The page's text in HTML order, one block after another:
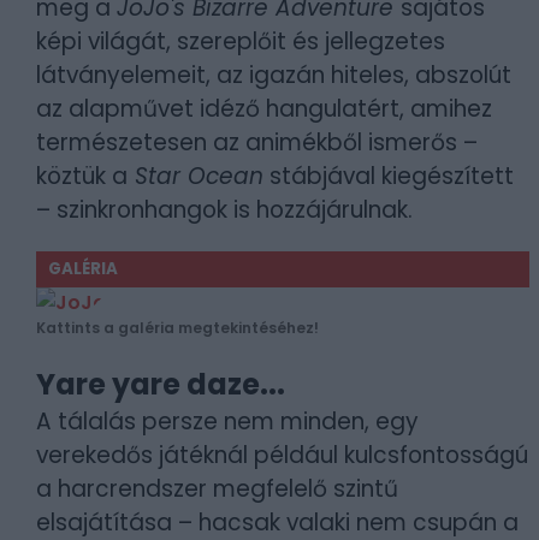
meg a JoJo's Bizarre Adventure sajátos
képi világát, szereplőit és jellegzetes
látványelemeit, az igazán hiteles, abszolút
az alapművet idéző hangulatért, amihez
természetesen az animékből ismerős –
köztük a Star Ocean stábjával kiegészített
– szinkronhangok is hozzájárulnak.
GALÉRIA
Kattints a galéria megtekintéséhez!
Yare yare daze...
A tálalás persze nem minden, egy
verekedős játéknál például kulcsfontosságú
a harcrendszer megfelelő szintű
elsajátítása – hacsak valaki nem csupán a